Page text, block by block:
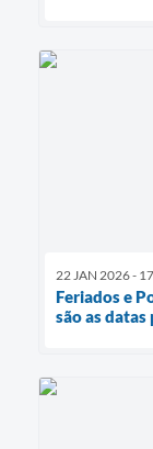
22 JAN 2026 -
Feriados e
são as